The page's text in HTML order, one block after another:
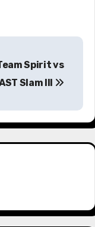
Spirit vs
Slam III